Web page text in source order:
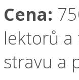
Cena:
lektorů a
stravu a